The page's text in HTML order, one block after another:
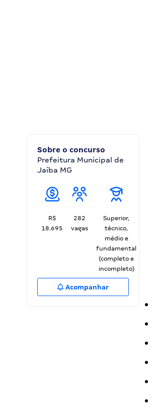
Sobre o concurso
Prefeitura Municipal de
Jaíba MG
R$
18.695
282
vagas
Superior,
técnico,
médio e
fundamental
(completo e
incompleto)
Acompanhar